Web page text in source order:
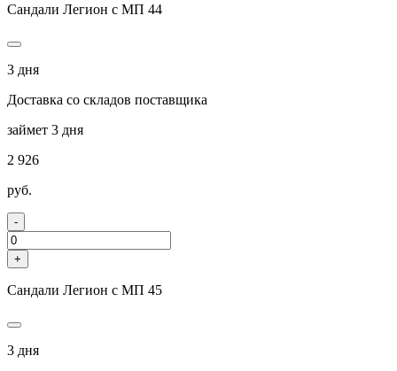
Сандали Легион с МП 44
3 дня
Доставка со складов поставщика
займет 3 дня
2 926
руб.
-
+
Сандали Легион с МП 45
3 дня